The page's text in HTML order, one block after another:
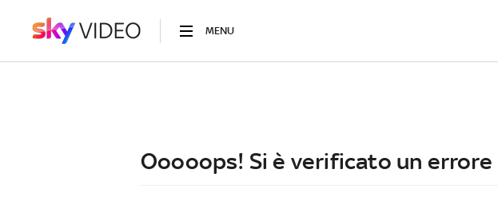
MENU
Ooooops! Si è verificato un errore